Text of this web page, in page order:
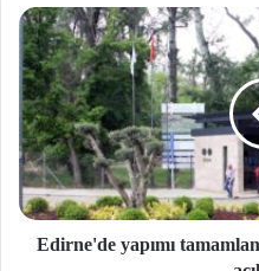
Edirne'de yapımı